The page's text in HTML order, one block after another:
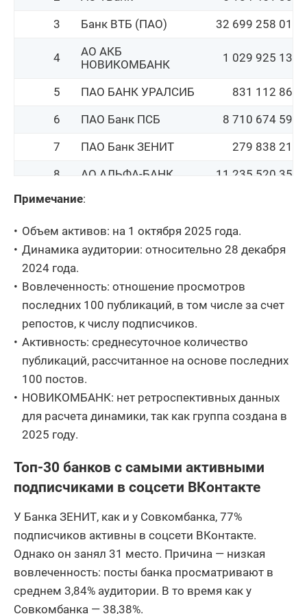
АГРОПРОМКРЕДИТ
АО Банк Акцепт
3
Банк ВТБ (ПАО) 32 699 258 015
4
АО АКБ
НОВИКОМБАНК
1 029 925 130
5 ПАО БАНК УРАЛСИБ
831 112 862
6
ПАО Банк ПСБ
8 710 674 596
7
ПАО Банк ЗЕНИТ
279 838 214
8
АО АЛЬФА-БАНК 11 235 520 353
9
ПАО
49 536 744
11
13
АО
Дальневосточный
банк
62 270 873
14 АО ОТП Банк
15
Азиатско-
Тихоокеанский Банк
336 716 094
17
АО БАНК СГБ
77 925 763
18
АО КБ Хлынов
45 619 113
19
АО Почта Банк 462 241 535
20
АКБ Абсолют Банк
(ПАО)
311 654 597
21 АО НС Банк
Примечание:
Объем активов: на 1 октября 2025 года.
Динамика аудитории: относительно 28 декабря
2024 года.
Вовлеченность: отношение просмотров
последних 100 публикаций, в том числе за счет
репостов, к числу подписчиков.
Активность: среднесуточное количество
публикаций, рассчитанное на основе последних
100 постов.
НОВИКОМБАНК: нет ретроспективных данных
для расчета динамики, так как группа создана в
2025 году.
Топ-30 банков с самыми активными
подписчиками в соцсети ВКонтакте
У Банка ЗЕНИТ, как и у Совкомбанка, 77%
подписчиков активны в соцсети ВКонтакте.
Однако он занял 31 место. Причина — низкая
вовлеченность: посты банка просматривают в
среднем 3,84% аудитории. В то время как у
Совкомбанка — 38,38%.